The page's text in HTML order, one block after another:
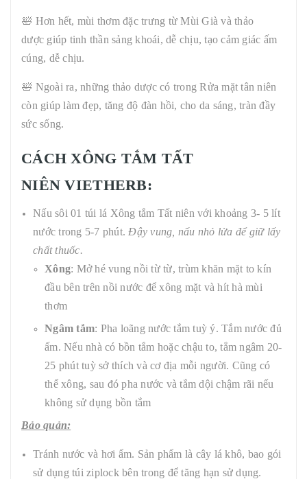
🛀 Hơn hết, mùi thơm đặc trưng từ Mùi Già và thảo
dược giúp tinh thần sảng khoái, dễ chịu, tạo cảm giác ấm
cúng, dễ chịu.
🛀 Ngoài ra, những thảo dược có trong Rửa mặt tân niên
còn giúp làm đẹp, tăng độ đàn hồi, cho da sáng, tràn đầy
sức sống.
CÁCH XÔNG TẮM TẤT
NIÊN VIETHERB:
Nấu sôi 01 túi lá Xông tắm Tất niên với khoảng 3- 5 lít
nước trong 5-7 phút.Đậy vung, nấu nhỏ lửa để giữ lấy
chất thuốc.
Xông: Mở hé vung nồi từ từ, trùm khăn mặt to kín
đầu bên trên nồi nước để xông mặt và hít hà mùi
thơm
Ngâm tắm: Pha loãng nước tắm tuỳ ý. Tắm nước đủ
ấm. Nếu nhà có bồn tắm hoặc chậu to, tắm ngâm 20-
25 phút tuỳ sở thích và cơ địa mỗi người. Cũng có
thể xông, sau đó pha nước và tắm dội chậm rãi nếu
không sử dụng bồn tắm
Bảo quản:
Tránh nước và hơi ẩm. Sản phẩm là cây lá khô, bao gói
sử dụng túi ziplock bên trong để tăng hạn sử dụng.